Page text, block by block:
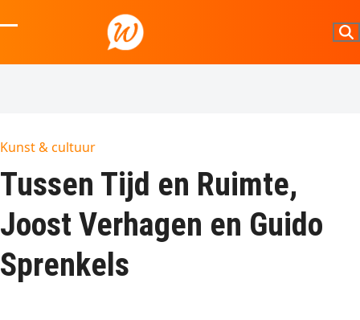
to
mobile
mobile
Kunst & cultuur
Tussen Tijd en Ruimte,
Joost Verhagen en Guido
Sprenkels